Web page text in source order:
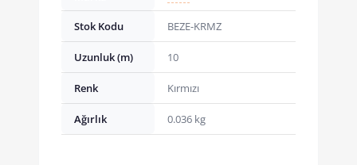
Stok Kodu BEZE-KRMZ
Uzunluk (m) 10
Renk Kırmızı
Ağırlık 0.036 kg